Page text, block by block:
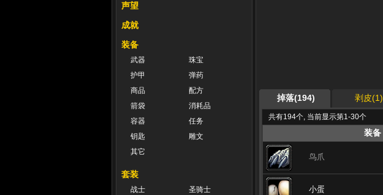
声望
成就
装备
武器
珠宝
护甲
弹药
商品
配方
箭袋
消耗品
容器
任务
钥匙
雕文
其它
套装
战士
圣骑士
掉落(194) 剥皮(1)
共有194个, 当前显示第1-30个
装备
鸟爪
小蛋